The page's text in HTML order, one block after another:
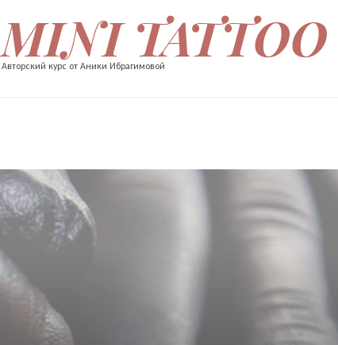
MINI TATTOO
Авторский курс от Аники Ибрагимовой